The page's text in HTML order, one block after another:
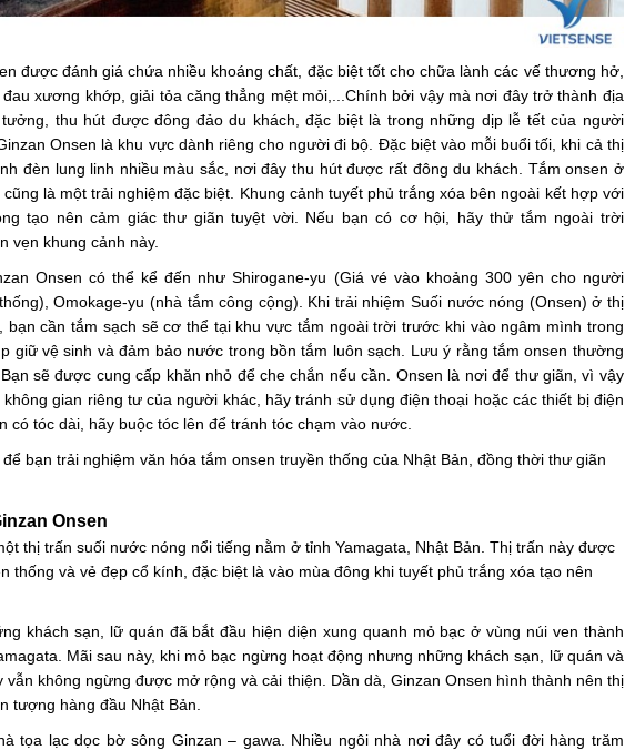
được đánh giá chứa nhiều khoáng chất, đặc biệt tốt cho chữa lành các vế thương hở,
xương khớp, giải tỏa căng thẳng mệt mỏi,...Chính bởi vậy mà nơi đây trở thành địa
thu hút được đông đảo du khách, đặc biệt là trong những dịp lễ tết của người
Onsen là khu vực dành riêng cho người đi bộ. Đặc biệt vào mỗi buổi tối, khi cả thị
đèn lung linh nhiều màu sắc, nơi đây thu hút được rất đông du khách. Tắm onsen ở
là một trải nghiệm đặc biệt. Khung cảnh tuyết phủ trắng xóa bên ngoài kết hợp với
tạo nên cảm giác thư giãn tuyệt vời. Nếu bạn có cơ hội, hãy thử tắm ngoài trời
vẹn khung cảnh này.
Onsen có thể kể đến như Shirogane-yu (Giá vé vào khoảng 300 yên cho người
Omokage-yu (nhà tắm công cộng). Khi trải nhiệm Suối nước nóng (Onsen) ở thị
bạn cần tắm sạch sẽ cơ thể tại khu vực tắm ngoài trời trước khi vào ngâm mình trong
giữ vệ sinh và đảm bảo nước trong bồn tắm luôn sạch. Lưu ý rằng tắm onsen thường
sẽ được cung cấp khăn nhỏ để che chắn nếu cần. Onsen là nơi để thư giãn, vì vậy
gian riêng tư của người khác, hãy tránh sử dụng điện thoại hoặc các thiết bị điện
có tóc dài, hãy buộc tóc lên để tránh tóc chạm vào nước.
bạn trải nghiệm văn hóa tắm onsen truyền thống của Nhật Bản, đồng thời thư giãn
Onsen
thị trấn suối nước nóng nổi tiếng nằm ở tỉnh Yamagata, Nhật Bản. Thị trấn này được
thống và vẻ đẹp cổ kính, đặc biệt là vào mùa đông khi tuyết phủ trắng xóa tạo nên
khách sạn, lữ quán đã bắt đầu hiện diện xung quanh mỏ bạc ở vùng núi ven thành
Mãi sau này, khi mỏ bạc ngừng hoạt động nhưng những khách sạn, lữ quán và
không ngừng được mở rộng và cải thiện. Dần dà, Ginzan Onsen hình thành nên thị
tượng hàng đầu Nhật Bản.
tọa lạc dọc bờ sông Ginzan – gawa. Nhiều ngôi nhà nơi đây có tuổi đời hàng trăm